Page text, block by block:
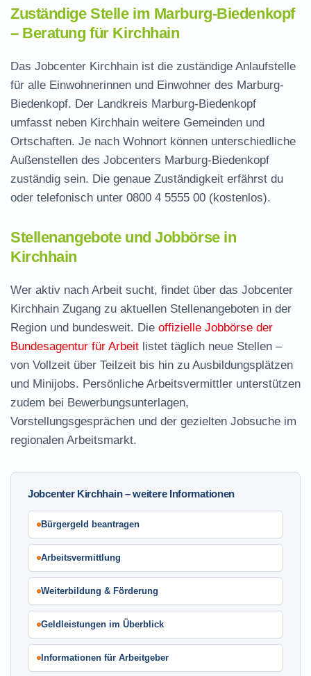
Zuständige Stelle im Marburg-Biedenkopf
– Beratung für Kirchhain
Das Jobcenter Kirchhain ist die zuständige Anlaufstelle
für alle Einwohnerinnen und Einwohner des Marburg-
Biedenkopf. Der Landkreis Marburg-Biedenkopf
umfasst neben Kirchhain weitere Gemeinden und
Ortschaften. Je nach Wohnort können unterschiedliche
Außenstellen des Jobcenters Marburg-Biedenkopf
zuständig sein. Die genaue Zuständigkeit erfährst du
oder telefonisch unter 0800 4 5555 00 (kostenlos).
Stellenangebote und Jobbörse in
Kirchhain
Wer aktiv nach Arbeit sucht, findet über das Jobcenter
Kirchhain Zugang zu aktuellen Stellenangeboten in der
Region und bundesweit. Die offizielle Jobbörse der
Bundesagentur für Arbeit listet täglich neue Stellen –
von Vollzeit über Teilzeit bis hin zu Ausbildungsplätzen
und Minijobs. Persönliche Arbeitsvermittler unterstützen
zudem bei Bewerbungsunterlagen,
Vorstellungsgesprächen und der gezielten Jobsuche im
regionalen Arbeitsmarkt.
Jobcenter Kirchhain – weitere Informationen
Bürgergeld beantragen
Arbeitsvermittlung
Weiterbildung & Förderung
Geldleistungen im Überblick
Informationen für Arbeitgeber